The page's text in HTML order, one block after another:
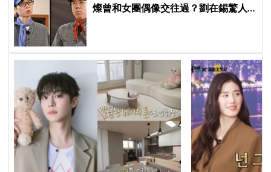
燦曾和女團偶像交往過？劉在錫驚人